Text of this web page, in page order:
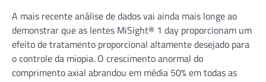
A mais recente análise de dados vai ainda mais longe ao
demonstrar que as lentes MiSight® 1 day proporcionam um
efeito de tratamento proporcional altamente desejado para
o controle da miopia. O crescimento anormal do
comprimento axial abrandou em média 50% em todas as